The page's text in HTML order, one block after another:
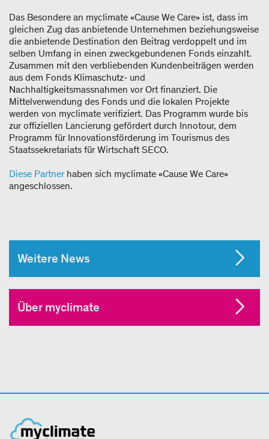
Das Besondere an myclimate «Cause We Care» ist, dass im
gleichen Zug das anbietende Unternehmen beziehungsweise
die anbietende Destination den Beitrag verdoppelt und im
selben Umfang in einen zweckgebundenen Fonds einzahlt.
Zusammen mit den verbliebenden Kundenbeiträgen werden
aus dem Fonds Klimaschutz- und
Nachhaltigkeitsmassnahmen vor Ort finanziert. Die
Mittelverwendung des Fonds und die lokalen Projekte
werden von myclimate verifiziert. Das Programm wurde bis
zur offiziellen Lancierung gefördert durch Innotour, dem
Programm für Innovationsförderung im Tourismus des
Staatssekretariats für Wirtschaft SECO.
Diese Partnerhaben sich myclimate «Cause We Care»
angeschlossen.
Weitere News
Über myclimate